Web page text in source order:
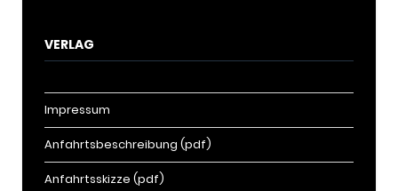
VERLAG
Impressum
Anfahrtsbeschreibung (pdf)
Anfahrtsskizze (pdf)